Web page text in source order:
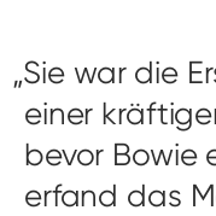
Sie war die
einer
bevor Bowie
erfand das